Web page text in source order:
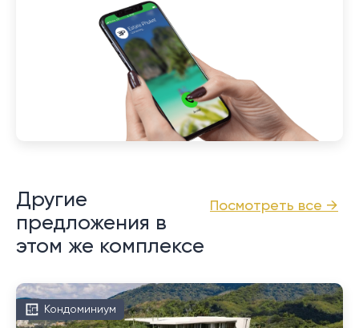
Посмотреть все →
Другие
предложения в
этом же комплексе
Кондоминиум